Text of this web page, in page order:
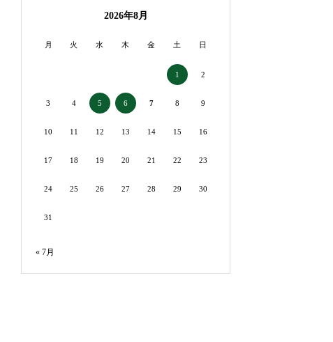
2026年8月
月 火 水 木 金 土 日
1 2
3 4 5 6 7 8 9
10 11 12 13 14 15 16
17 18 19 20 21 22 23
24 25 26 27 28 29 30
31
« 7月